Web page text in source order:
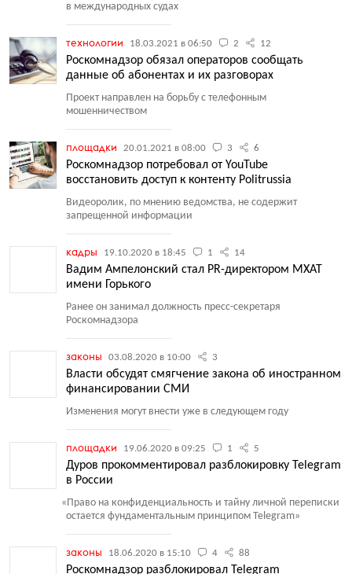
в международных судах
технологии 18.03.2021 в 06:50 2 12
Роскомнадзор обязал операторов сообщать
данные об абонентах и их разговорах
Проект направлен на борьбу с телефонным
мошенничеством
площадки 20.01.2021 в 08:00 3 6
Роскомнадзор потребовал от YouTube
восстановить доступ к контенту Politrussia
Видеоролик, по мнению ведомства, не содержит
запрещенной информации
кадры 19.10.2020 в 18:45 1 14
Вадим Ампелонский стал PR-директором МХАТ
имени Горького
Ранее он занимал должность пресс-секретаря
Роскомнадзора
законы 03.08.2020 в 10:00 3
Власти обсудят смягчение закона об иностранном
финансировании СМИ
Изменения могут внести уже в следующем году
площадки 19.06.2020 в 09:25 1 5
Дуров прокомментировал разблокировку Telegram
в России
«Право на конфиденциальность и тайну личной переписки
остается фундаментальным принципом Telegram»
законы 18.06.2020 в 15:10 4 88
Роскомнадзор разблокировал Telegram